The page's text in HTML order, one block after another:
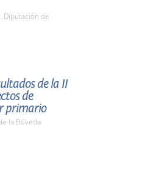
Diputación de
de la II
de
primario
la Bóveda